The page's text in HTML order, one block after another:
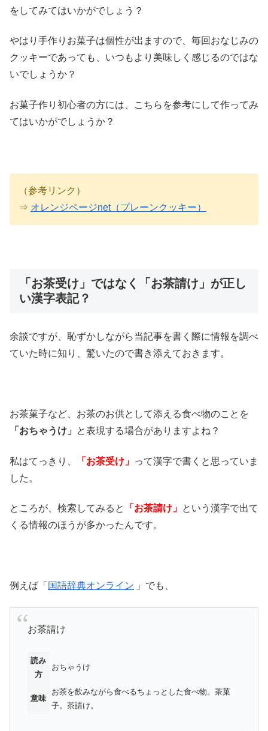
をしてみてはいかがでしょう？
やはり手作りお菓子は個性が出ますので、毎回おなじみの
クッキーであっても、いつもより美味しく感じるのではな
いでしょうか？
お菓子作り初心者の方には、こちらを参考にして作ってみ
てはいかがでしょうか？
（参考リンク）
⇒ オレンジページnet（プレーンクッキー）
「お茶受け」ではなく「お茶請け」が正し
い漢字表記？
余談ですが、恥ずかしながら当記事を書く際に情報を調べ
ていた時に知り、驚いたので書き添えておきます。
お茶菓子など、お茶のお供として添える食べ物のことを
「おちゃうけ」
と表現する場合がありますよね？
私はてっきり、 「お茶受け」 って漢字で書くと思っていま
した。
ところが、検索してみると 「お茶請け」 という漢字で出て
くる情報のほうが多かったんです。
例えば「 国語辞典オンライン 」でも、
お茶請け
読み
方
おちゃうけ
意味
お茶を飲みながら食べるちょっとした食べ物。茶菓
子。茶請け。